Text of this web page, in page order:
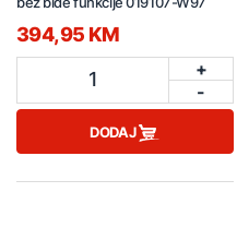
394,95 KM
1
+
-
DODAJ